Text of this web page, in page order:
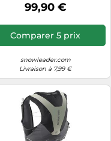
99,90 €
Comparer 5 prix
snowleader.com
Livraison à 7,99 €